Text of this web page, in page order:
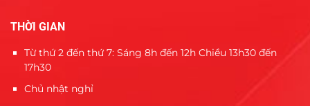
THỜI GIAN
Từ thứ 2 đến thứ 7: Sáng 8h đến 12h Chiều 13h30 đến
17h30
Chủ nhật nghỉ